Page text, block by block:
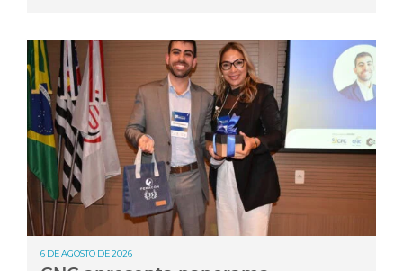
6 DE AGOSTO DE 2026